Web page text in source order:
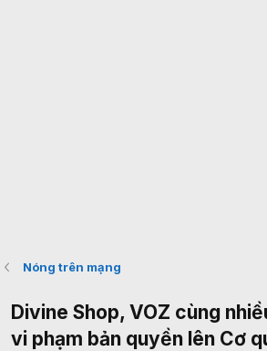
Nóng trên mạng
Divine Shop, VOZ cùng
vi phạm bản quyền lên Cơ